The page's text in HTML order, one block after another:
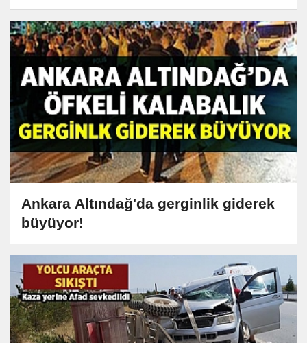
kaybetti!
Ankara Altındağ'da gerginlik giderek
büyüyor!